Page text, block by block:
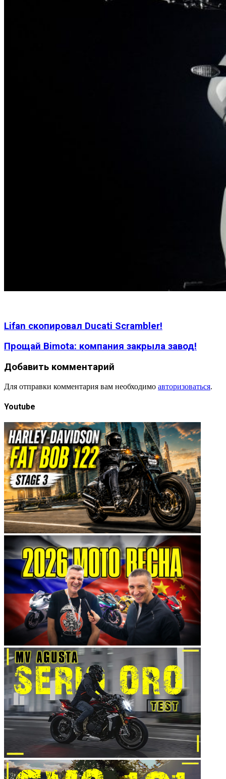
Lifan скопировал Ducati Scrambler!
Прощай Bimota: компания закрыла завод!
Добавить комментарий
Для отправки комментария вам необходимо авторизоваться.
Youtube